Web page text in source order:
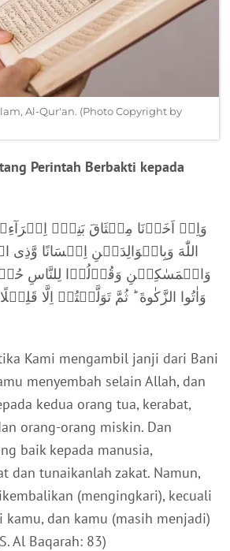
Al-Qur'an. (Photo Copyright by
Perintah Berbakti kepada
وَاِذۡ اَخَذۡنَا مِيۡثَاقَ بَنِىۡٓ
اللّٰهَ وَبِالۡوَالِدَيۡنِ اِحۡسَانًا
وَالۡمَسٰکِيۡنِ وَقُوۡلُوۡا لِلنَّاسِ حُسۡنًا
وَاٰتُوا الزَّکٰوةَ ؕ ثُمَّ تَوَلَّيۡتُمۡ اِلَّا
Kami mengambil janji dari Bani
menyembah selain Allah, dan
kedua orang tua, kerabat,
orang-orang miskin. Dan
baik kepada manusia,
dan tunaikanlah zakat. Namun,
(mengingkari), kecuali
kamu, dan kamu (masih menjadi)
Al Baqarah: 83)